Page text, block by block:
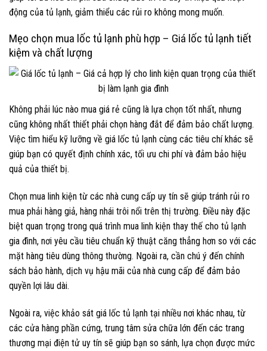
động của tủ lạnh, giảm thiểu các rủi ro không mong muốn.
Mẹo chọn mua lốc tủ lạnh phù hợp – Giá lốc tủ lạnh tiết
kiệm và chất lượng
Không phải lúc nào mua giá rẻ cũng là lựa chọn tốt nhất, nhưng
cũng không nhất thiết phải chọn hàng đắt để đảm bảo chất lượng.
Việc tìm hiểu kỹ lưỡng về giá lốc tủ lạnh cùng các tiêu chí khác sẽ
giúp bạn có quyết định chính xác, tối ưu chi phí và đảm bảo hiệu
quả của thiết bị.
Chọn mua linh kiện từ các nhà cung cấp uy tín sẽ giúp tránh rủi ro
mua phải hàng giả, hàng nhái trôi nổi trên thị trường. Điều này đặc
biệt quan trọng trong quá trình mua linh kiện thay thế cho tủ lạnh
gia đình, nơi yêu cầu tiêu chuẩn kỹ thuật căng thẳng hơn so với các
mặt hàng tiêu dùng thông thường. Ngoài ra, cần chú ý đến chính
sách bảo hành, dịch vụ hậu mãi của nhà cung cấp để đảm bảo
quyền lợi lâu dài.
Ngoài ra, việc khảo sát giá lốc tủ lạnh tại nhiều nơi khác nhau, từ
các cửa hàng phần cứng, trung tâm sửa chữa lớn đến các trang
thương mại điện tử uy tín sẽ giúp bạn so sánh, lựa chọn được mức